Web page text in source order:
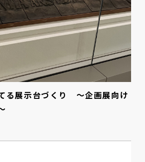
る展示台づくり ～企画展向け